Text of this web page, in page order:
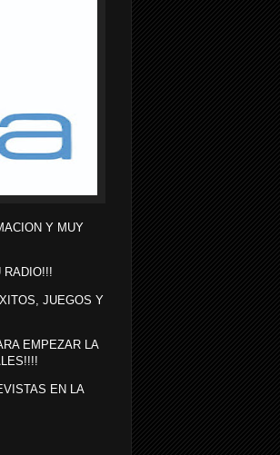
Y MUY
RADIO!!!
JUEGOS Y
EMPEZAR LA
EN LA